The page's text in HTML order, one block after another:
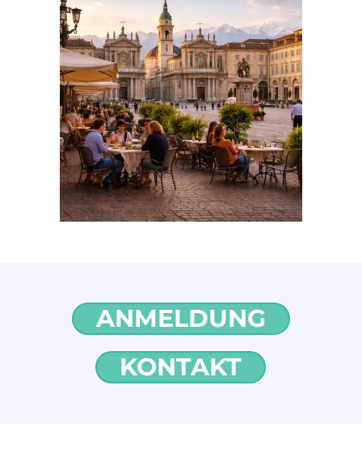
ANMELDUNG
KONTAKT